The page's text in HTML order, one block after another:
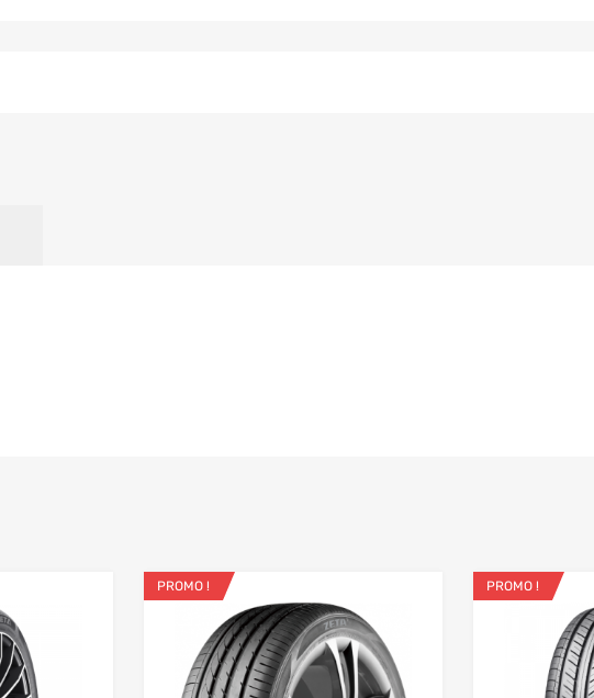
Add to Compare
PROMO !
Add to Compare
PROMO !